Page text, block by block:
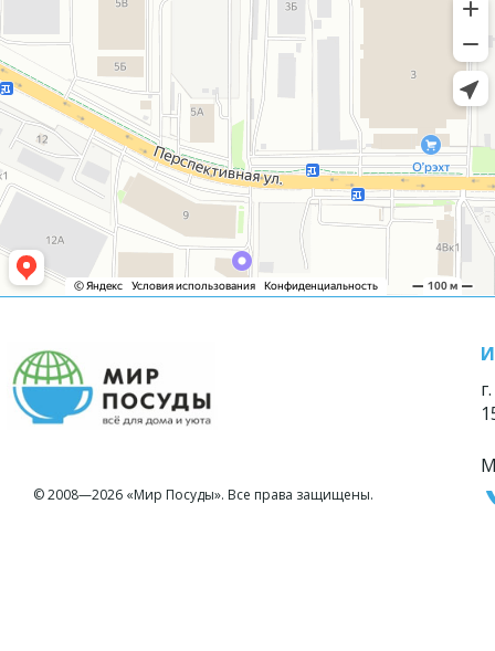
© 2008—2026 «Мир Посуды». Все права защищены.